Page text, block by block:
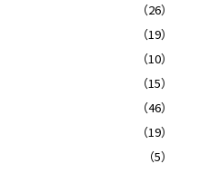
（26）
（19）
（10）
（15）
（46）
（19）
（5）